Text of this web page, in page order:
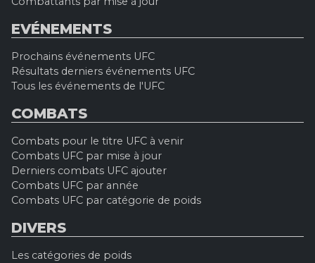
EVÉNEMENTS
Prochains événements UFC
Résultats derniers événements UFC
Tous les événements de l'UFC
COMBATS
Combats pour le titre UFC à venir
Combats UFC par mise à jour
Derniers combats UFC ajouter
Combats UFC par année
Combats UFC par catégorie de poids
DIVERS
Les catégories de poids